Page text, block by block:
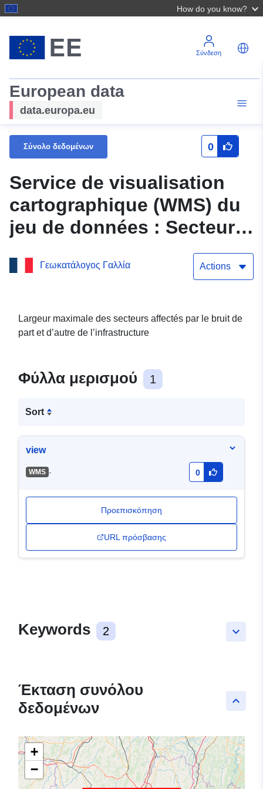
How do you know?
Σύνδεση
European data
data.europa.eu
Σύνολο δεδομένων 0
Service de visualisation
cartographique (WMS) du
jeu de données : Secteur
Rhône affecté par le bruit
Γεωκατάλογος Γαλλία Actions
Largeur maximale des secteurs affectés par le bruit de
part et d’autre de l’infrastructure
Φύλλα μερισμού 1
Sort
view
WMS - 0
Προεπισκόπηση
URL πρόσβασης
keyboard_arrow_down
Keywords 2
keyboard_arrow_up
Έκταση συνόλου
δεδομένων
+
−